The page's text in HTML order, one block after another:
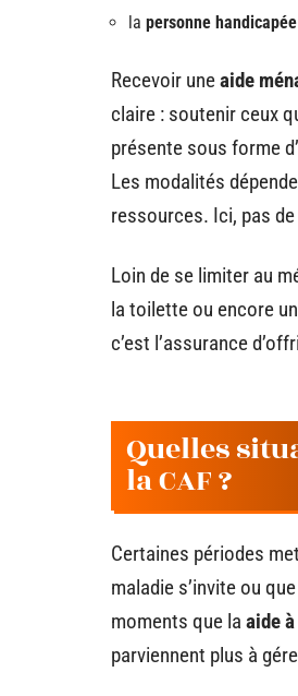
la personne handicapée
Recevoir uneaide
claire : soutenir ceux
présente sous forme
Les modalités
ressources. Ici, pas
Loin de se limiter au
la toilette ou encore
c’est l’assurance
Quelles
la CAF ?
Certaines périodes
maladie s’invite ou
moments que la aide
parviennent plus à